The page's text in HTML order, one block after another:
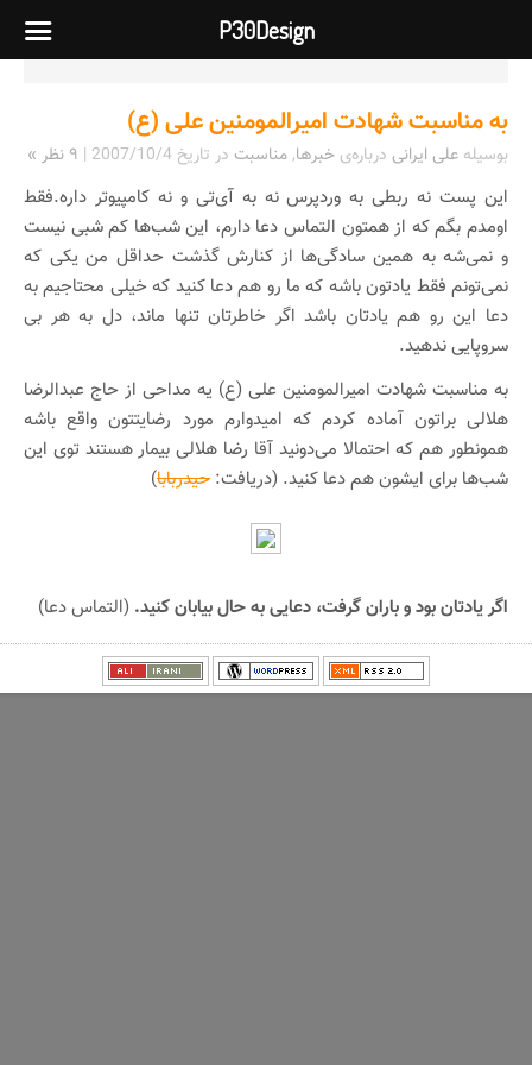
به مناسبت شهادت امیرالمومنین علی (ع)
بوسیله علی ایرانی درباره‌ی خبرها,مناسبت در تاریخ 2007/10/4
| ۹ نظر »
این پست نه ربطی به وردپرس نه به آی‌تی و نه کامپیوتر داره.فقط
اومدم بگم که از همتون التماس دعا دارم، این شب‌ها کم شبی نیست
و نمی‌شه به همین سادگی‌ها از کنارش گذشت حداقل من یکی که
نمی‌تونم فقط یادتون باشه که ما رو هم دعا کنید که خیلی محتاجیم به
دعا این رو هم یادتان باشد اگر خاطرتان تنها ماند، دل به هر بی
سر‌وپایی ندهید.
به مناسبت شهادت امیرالمومنین علی (ع) یه مداحی از حاج عبدالرضا
هلالی براتون آماده کردم که امیدوارم مورد رضایتتون واقع باشه
همونطور هم که احتمالا می‌دونید آقا رضا هلالی بیمار هستند توی این
شب‌ها برای ایشون هم دعا کنید. (دریافت: حیدربابا)
اگر یادتان بود و باران گرفت، دعایی به حال بیابان کنید. (التماس دعا)
P30Design